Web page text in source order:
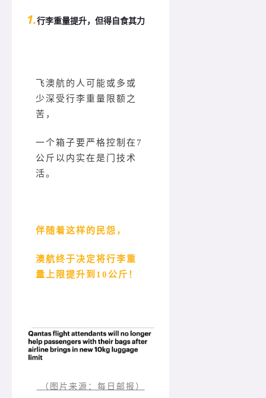
1.行李重量提升，但得自食其力
飞澳航的人可能或多或
少深受行李重量限额之
苦，
一个箱子要严格控制在7
公斤以内实在是门技术
活。
伴随着这样的民怨，
澳航终于决定将行李重
量上限提升到10公斤！
（图片来源：每日邮报）